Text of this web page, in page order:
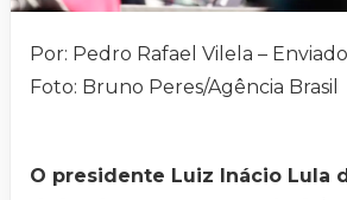
Por: Pedro Rafael Vilela –
Foto: Bruno Peres/Agência Brasil
O presidente Luiz Inácio Lula